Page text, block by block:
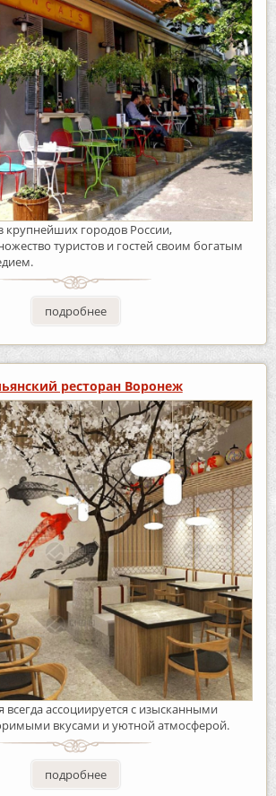
крупнейших городов России,
туристов и гостей своим богатым
подробнее
ресторан Воронеж
всегда ассоциируется с изысканными
вкусами и уютной атмосферой.
подробнее